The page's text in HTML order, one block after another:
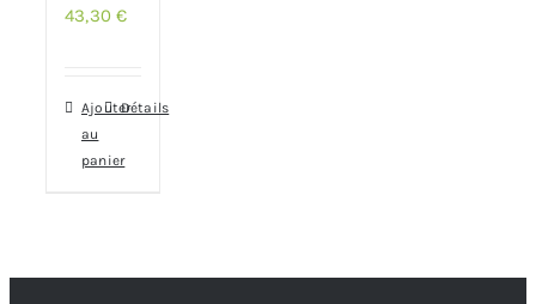
43,30€
Ajouter
au
panier
Détails